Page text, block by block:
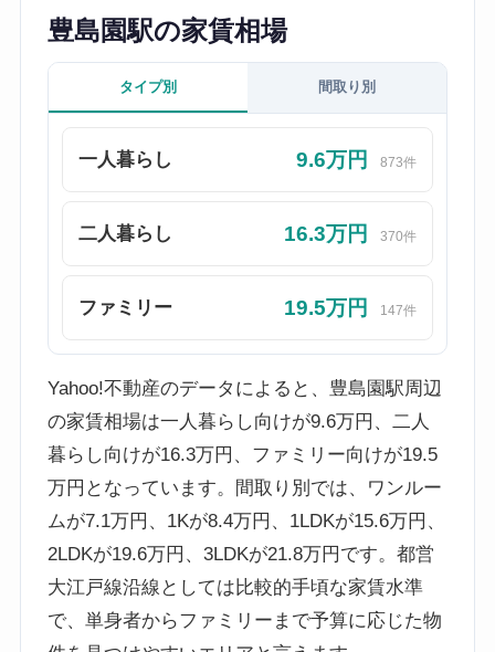
豊島園駅の家賃相場
タイプ別 間取り別
一人暮らし 9.6万円 873件
二人暮らし 16.3万円 370件
ファミリー 19.5万円 147件
Yahoo!不動産のデータによると、豊島園駅周辺
の家賃相場は一人暮らし向けが9.6万円、二人
暮らし向けが16.3万円、ファミリー向けが19.5
万円となっています。間取り別では、ワンルー
ムが7.1万円、1Kが8.4万円、1LDKが15.6万円、
2LDKが19.6万円、3LDKが21.8万円です。都営
大江戸線沿線としては比較的手頃な家賃水準
で、単身者からファミリーまで予算に応じた物